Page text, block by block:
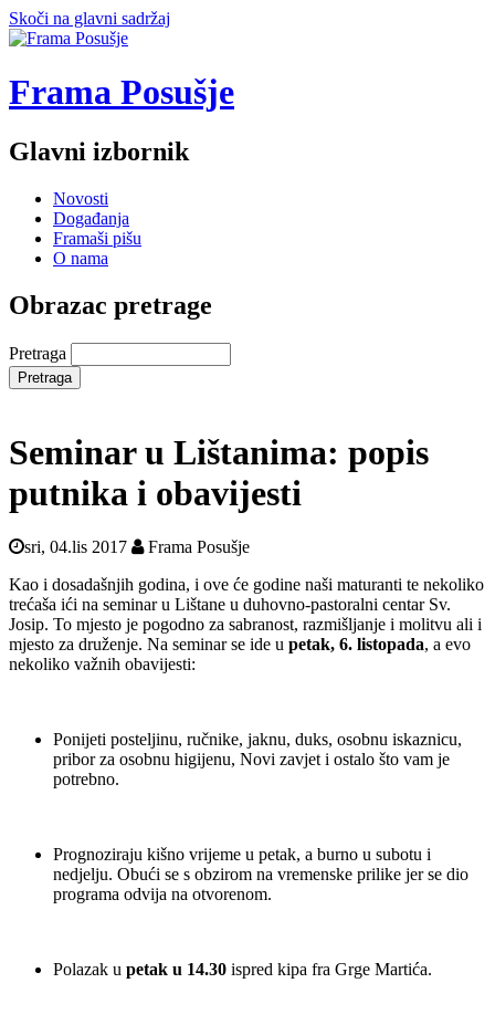
Skoči na glavni sadržaj
Frama Posušje
Glavni izbornik
Novosti
Događanja
Framaši pišu
O nama
Obrazac pretrage
Pretraga
Seminar u Lištanima: popis
putnika i obavijesti
sri, 04.lis 2017
Frama Posušje
Kao i dosadašnjih godina, i ove će godine naši maturanti te nekoliko
trećaša ići na seminar u Lištane u duhovno-pastoralni centar Sv.
Josip. To mjesto je pogodno za sabranost, razmišljanje i molitvu ali i
mjesto za druženje. Na seminar se ide u petak, 6. listopada, a evo
nekoliko važnih obavijesti:
Ponijeti posteljinu, ručnike, jaknu, duks, osobnu iskaznicu,
pribor za osobnu higijenu, Novi zavjet i ostalo što vam je
potrebno.
Prognoziraju kišno vrijeme u petak, a burno u subotu i
nedjelju. Obući se s obzirom na vremenske prilike jer se dio
programa odvija na otvorenom.
Polazak u petak u 14.30 ispred kipa fra Grge Martića.